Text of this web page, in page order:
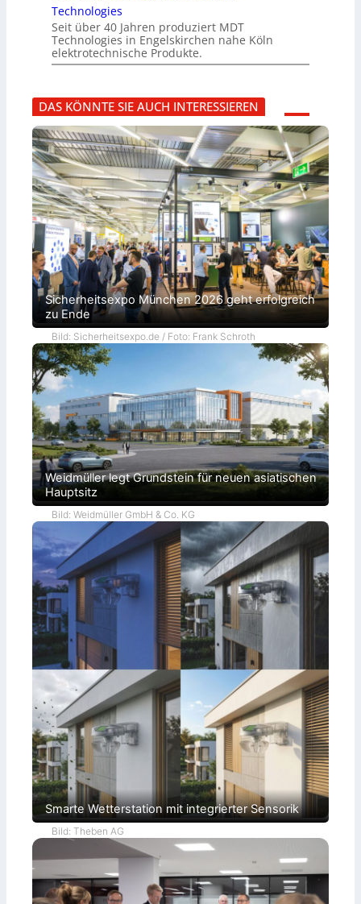
Technologies
Seit über 40 Jahren produziert MDT
Technologies in Engelskirchen nahe Köln
elektrotechnische Produkte.
DAS KÖNNTE SIE AUCH INTERESSIEREN
Sicherheitsexpo München 2026 geht erfolgreich
zu Ende
Bild: Sicherheitsexpo.de / Foto: Frank Schroth
Weidmüller legt Grundstein für neuen asiatischen
Hauptsitz
Bild: Weidmüller GmbH & Co. KG
Smarte Wetterstation mit integrierter Sensorik
Bild: Theben AG